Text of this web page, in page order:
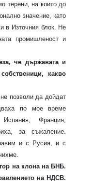
терени, на които до
значение, като
в Източния блок. Не
промишленост и
че държавата и
какво
позволи да дойдат
по мое време
Франция,
за съжаление.
и с Русия, и с
на клона на БНБ.
на НДСВ.